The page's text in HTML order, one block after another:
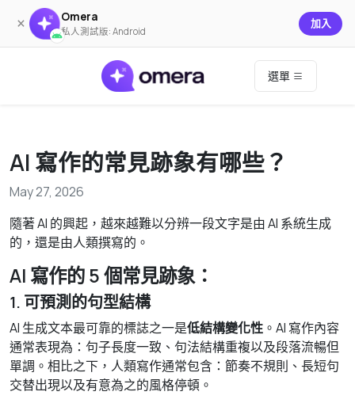
× Omera
私人測試版: Android
加入
選單
AI 寫作的常見跡象有哪些？
May 27, 2026
隨著 AI 的興起，越來越難以分辨一段文字是由 AI 系統生成
的，還是由人類撰寫的。
AI 寫作的 5 個常見跡象：
1. 可預測的句型結構
AI 生成文本最可靠的標誌之一是低結構變化性 。AI 寫作內容
通常表現為：句子長度一致、句法結構重複以及段落流暢但
單調。相比之下，人類寫作通常包含：節奏不規則、長短句
交替出現以及有意為之的風格停頓。